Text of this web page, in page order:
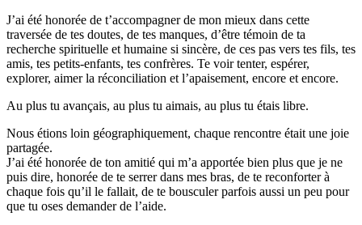
J’ai été honorée de t’accompagner de mon mieux dans cette
traversée de tes doutes, de tes manques, d’être témoin de ta
recherche spirituelle et humaine si sincère, de ces pas vers tes fils, tes
amis, tes petits-enfants, tes confrères. Te voir tenter, espérer,
explorer, aimer la réconciliation et l’apaisement, encore et encore.
Au plus tu avançais, au plus tu aimais, au plus tu étais libre.
Nous étions loin géographiquement, chaque rencontre était une joie
partagée.
J’ai été honorée de ton amitié qui m’a apportée bien plus que je ne
puis dire, honorée de te serrer dans mes bras, de te reconforter à
chaque fois qu’il le fallait, de te bousculer parfois aussi un peu pour
que tu oses demander de l’aide.